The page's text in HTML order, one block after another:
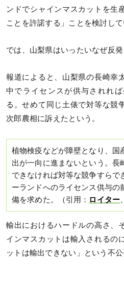
ンドでシャインマスカットを生
ことを許諾する」ことを検討して
では、山梨県はいったいなぜ反発
報道によると、山梨県の長崎幸
中でライセンスが供与されれ
る。せめて同じ土俵で対等な競
次郎農相に訴えたという。
植物検疫などが障壁となり、国
出が一向に進まないという。長
できなければ対等な競争すらで
ーランドへのライセンス供与の
備を求めた。（引用： ロイター
輸出におけるハードルの高さ、
インマスカットは輸入されるの
ットは輸出できない」という不